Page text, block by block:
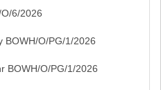
6/2026
BOWH/O/PG/1/2026
BOWH/O/PG/1/2026